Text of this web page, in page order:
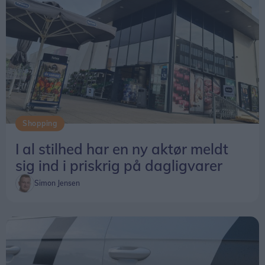
Shopping
I al stilhed har en ny aktør meldt
sig ind i priskrig på dagligvarer
Simon Jensen